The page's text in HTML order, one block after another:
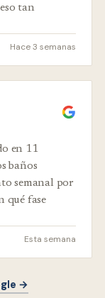
tan
Hace 3 semanas
en 11
baños
semanal por
qué fase
Esta semana
→